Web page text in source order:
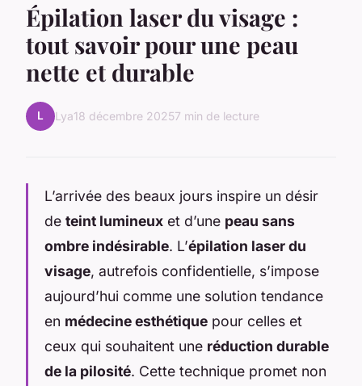
Épilation laser du visage :
tout savoir pour une peau
nette et durable
L Lya18 décembre 20257 min de lecture
L’arrivée des beaux jours inspire un désir
de teint lumineux et d’une peau sans
ombre indésirable. L’épilation laser du
visage, autrefois confidentielle, s’impose
aujourd’hui comme une solution tendance
en médecine esthétique pour celles et
ceux qui souhaitent une réduction durable
de la pilosité. Cette technique promet non